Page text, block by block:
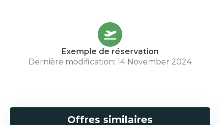
Exemple de réservation
Dernière modification: 14 November 2024
Offres similaires